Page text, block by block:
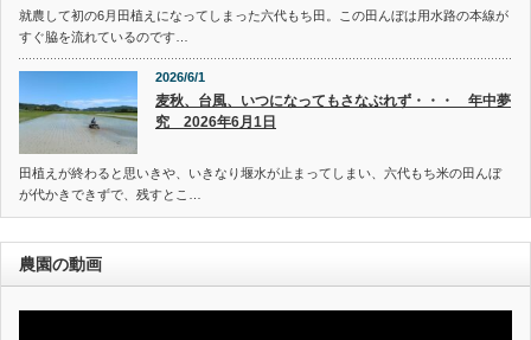
就農して初の6月田植えになってしまった六代もち田。この田んぼは用水路の本線が
すぐ脇を流れているのです…
2026/6/1
麦秋、台風、いつになってもさなぶれず・・・ 年中夢
究 2026年6月1日
田植えが終わると思いきや、いきなり堰水が止まってしまい、六代もち米の田んぼ
が代かきできずで、残すとこ…
農園の動画